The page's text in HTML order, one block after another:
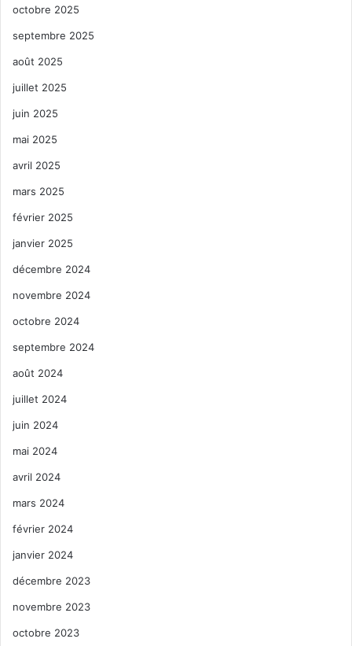
octobre 2025
septembre 2025
août 2025
juillet 2025
juin 2025
mai 2025
avril 2025
mars 2025
février 2025
janvier 2025
décembre 2024
novembre 2024
octobre 2024
septembre 2024
août 2024
juillet 2024
juin 2024
mai 2024
avril 2024
mars 2024
février 2024
janvier 2024
décembre 2023
novembre 2023
octobre 2023